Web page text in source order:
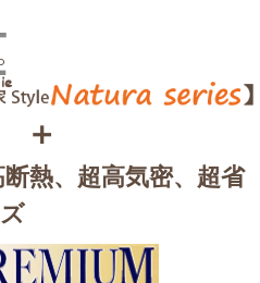
熱、超高気密、超省